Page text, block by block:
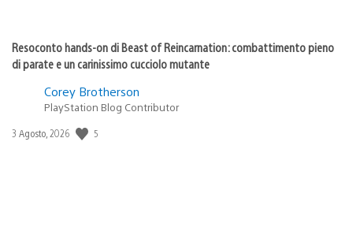
Resoconto hands-on di Beast of Reincarnation: combattimento pieno
di parate e un carinissimo cucciolo mutante
Corey Brotherson
PlayStation Blog Contributor
Data
3 Agosto, 2026 5